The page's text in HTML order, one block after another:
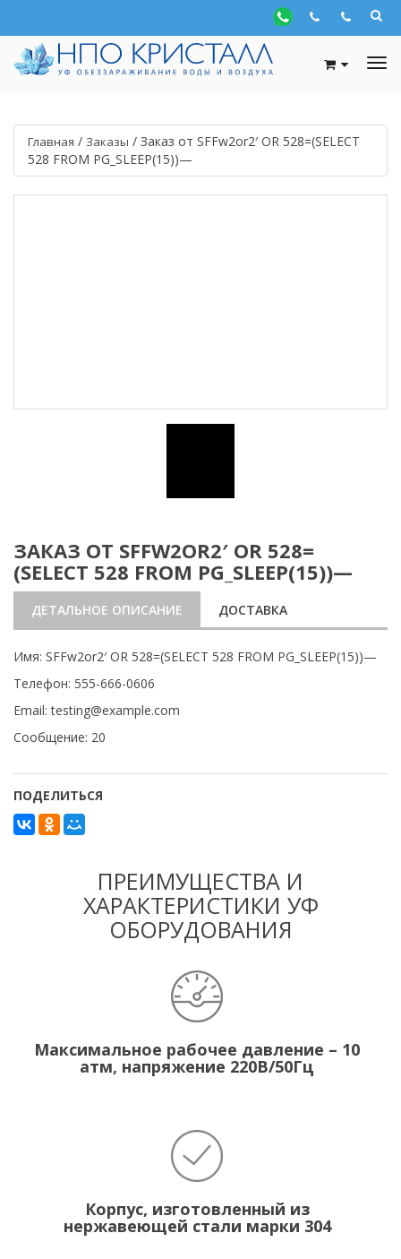
Главная / Заказы / Заказ от SFFw2or2′ OR 528=(SELECT
528 FROM PG_SLEEP(15))—
ЗАКАЗ ОТ SFFW2OR2′ OR 528=
(SELECT 528 FROM PG_SLEEP(15))—
ДЕТАЛЬНОЕ ОПИСАНИЕ ДОСТАВКА
Имя: SFFw2or2′ OR 528=(SELECT 528 FROM PG_SLEEP(15))—
Телефон: 555-666-0606
Email: testing@example.com
Сообщение: 20
ПОДЕЛИТЬСЯ
ПРЕИМУЩЕСТВА И
ХАРАКТЕРИСТИКИ УФ
ОБОРУДОВАНИЯ
Максимальное рабочее давление – 10
атм, напряжение 220В/50Гц
Корпус, изготовленный из
нержавеющей стали марки 304